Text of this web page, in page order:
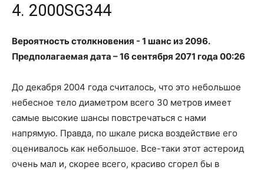
4. 2000SG344
Вероятность столкновения - 1 шанс из 2096.
Предполагаемая дата – 16 сентября 2071 года 00:26
До декабря 2004 года считалось, что это небольшое
небесное тело диаметром всего 30 метров имеет
самые высокие шансы повстречаться с нами
напрямую. Правда, по шкале риска воздействие его
оценивалось как небольшое. Все-таки этот астероид
очень мал и, скорее всего, красиво сгорел бы в